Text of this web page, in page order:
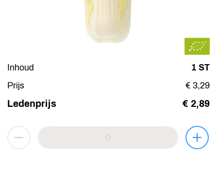
Inhoud
1 ST
Prijs
€ 3,29
Ledenprijs € 2,89